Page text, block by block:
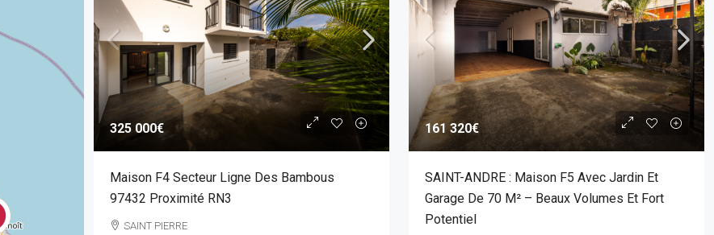
325 000€
Maison F4 Secteur Ligne Des Bambous
97432 Proximité RN3
SAINT PIERRE
161 320€
SAINT-ANDRE : Maison F5 Avec Jardin Et
Garage De 70 M² – Beaux Volumes Et Fort
Potentiel